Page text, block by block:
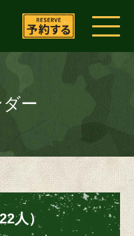
ー
人）